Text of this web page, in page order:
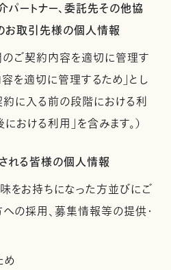
パートナー、委託先その他協
お取引先様の個人情報
のご契約内容を適切に管理す
容を適切に管理するため」とし
約に入る前の段階における利
おける利用」を含みます。）
れる皆様の個人情報
をお持ちになった方並びにご
の採用、募集情報等の提供・
め